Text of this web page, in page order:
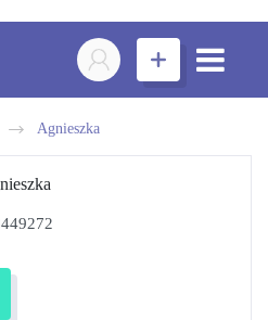
Agnieszka